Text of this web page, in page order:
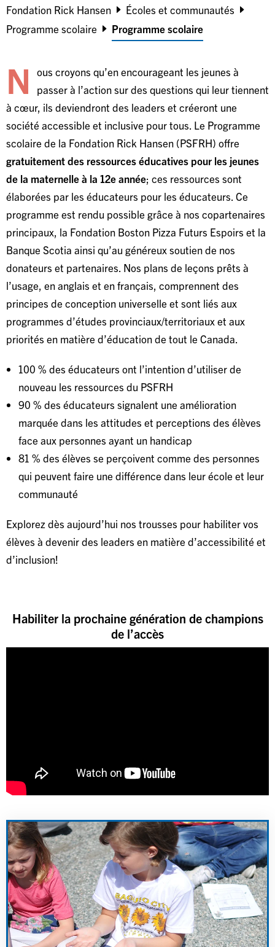
Breadcrumb
Fondation Rick Hansen
Écoles et communautés
Programme scolaire
Programme scolaire
N
ous croyons qu’en encourageant les jeunes à
passer à l’action sur des questions qui leur tiennent
à cœur, ils deviendront des leaders et créeront une
société accessible et inclusive pour tous. Le Programme
scolaire de la Fondation Rick Hansen (PSFRH) offre
gratuitement des ressources éducatives pour les jeunes
de la maternelle à la 12e année; ces ressources sont
élaborées par les éducateurs pour les éducateurs. Ce
programme est rendu possible grâce à nos copartenaires
principaux, la Fondation Boston Pizza Futurs Espoirs et la
Banque Scotia ainsi qu’au généreux soutien de nos
donateurs et partenaires. Nos plans de leçons prêts à
l’usage, en anglais et en français, comprennent des
principes de conception universelle et sont liés aux
programmes d’études provinciaux/territoriaux et aux
priorités en matière d’éducation de tout le Canada.
100 % des éducateurs ont l’intention d’utiliser de
nouveau les ressources du PSFRH
90 % des éducateurs signalent une amélioration
marquée dans les attitudes et perceptions des élèves
face aux personnes ayant un handicap
81 % des élèves se perçoivent comme des personnes
qui peuvent faire une différence dans leur école et leur
communauté
Explorez dès aujourd’hui nos trousses pour habiliter vos
élèves à devenir des leaders en matière d’accessibilité et
d’inclusion!
Habiliter la prochaine génération de champions
de l’accès